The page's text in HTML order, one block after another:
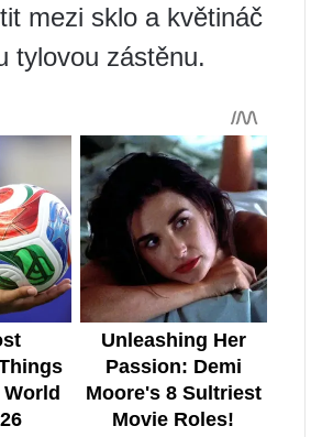
mezi sklo a květináč
tylovou zástěnu.